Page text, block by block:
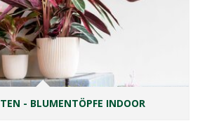
- BLUMENTÖPFE INDOOR